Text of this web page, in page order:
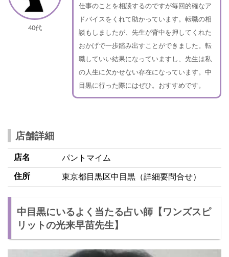
40代
仕事のことを相談するのですが毎回的確なア
ドバイスをくれて助かっています。転職の相
談もしましたが、先生が背中を押してくれた
おかげで一歩踏み出すことができました。転
職していい結果になっていますし、先生は私
の人生に欠かせない存在になっています。中
目黒に行った際にはぜひ。おすすめです。
店舗詳細
店名
パントマイム
住所
東京都目黒区中目黒（詳細要問合せ）
中目黒にいるよく当たる占い師【ワンズスピ
リットの光来早苗先生】